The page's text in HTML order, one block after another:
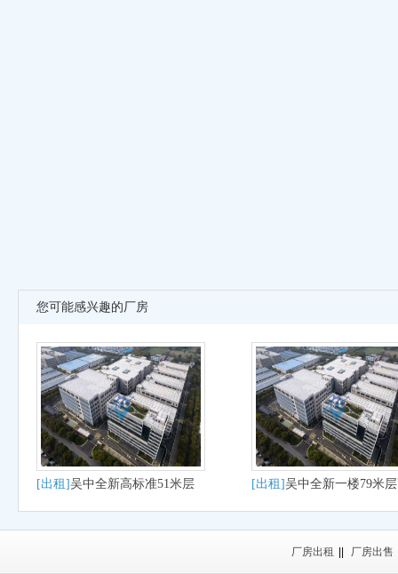
您可能感兴趣的厂房
[出租]吴中全新高标准51米层
高出租
[出租]吴中全新一楼79米
厂房出租
厂房出租 厂房出售